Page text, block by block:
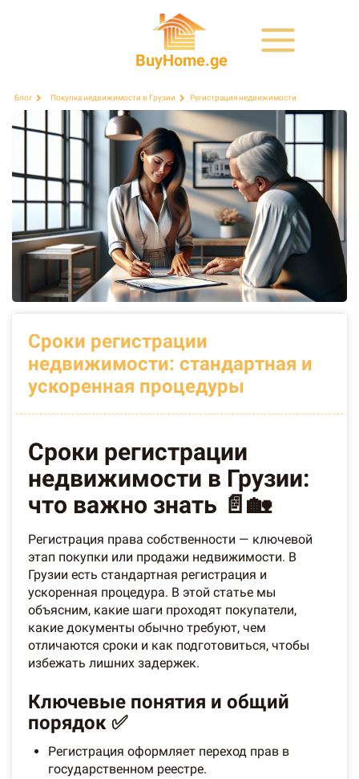
BuyHome.ge
Блог Покупка недвижимости в Грузии Регистрация недвижимости
Сроки регистрации
недвижимости: стандартная и
ускоренная процедуры
Сроки регистрации
недвижимости в Грузии:
что важно знать 📄🏡
Регистрация права собственности — ключевой
этап покупки или продажи недвижимости. В
Грузии есть стандартная регистрация и
ускоренная процедура. В этой статье мы
объясним, какие шаги проходят покупатели,
какие документы обычно требуют, чем
отличаются сроки и как подготовиться, чтобы
избежать лишних задержек.
Ключевые понятия и общий
порядок ✅
Регистрация оформляет переход прав в
государственном реестре.